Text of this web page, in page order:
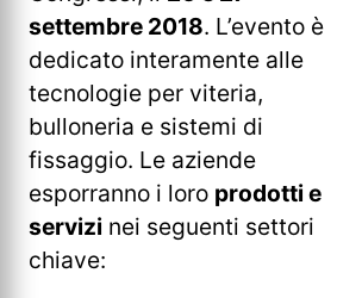
settembre 2018. L’evento è
dedicato interamente alle
tecnologie per viteria,
bulloneria e sistemi di
fissaggio. Le aziende
esporranno i loro prodotti e
servizi nei seguenti settori
chiave: